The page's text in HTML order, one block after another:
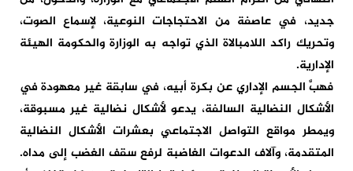
جديد، في عاصفة من الاحتجاجات النوعية، لإسماع الصوت،
وتحريك راكد اللامبالاة الذي تواجه به الوزارة والحكومة الهيئة
الإدارية.
فهبَّ الجسم الإداري عن بكرة أبيه، في سابقة غير معهودة في
الأشكال النضالية السالفة، يدعو لأشكال نضالية غير مسبوقة،
ويمطر مواقع التواصل الاجتماعي بعشرات الأشكال النضالية
المتقدمة، وآلاف الدعوات الغاضبة لرفع سقف الغضب إلى مداه.